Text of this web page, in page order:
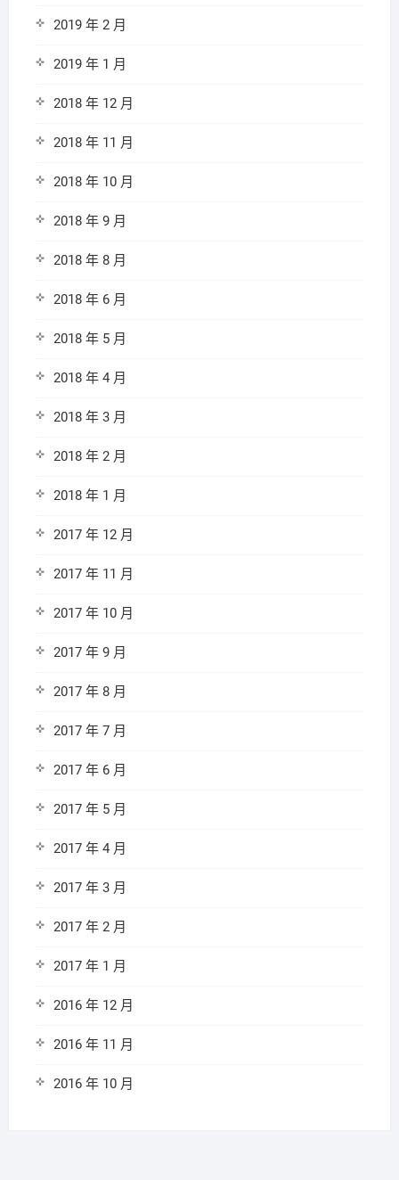
2019 年 2 月
2019 年 1 月
2018 年 12 月
2018 年 11 月
2018 年 10 月
2018 年 9 月
2018 年 8 月
2018 年 6 月
2018 年 5 月
2018 年 4 月
2018 年 3 月
2018 年 2 月
2018 年 1 月
2017 年 12 月
2017 年 11 月
2017 年 10 月
2017 年 9 月
2017 年 8 月
2017 年 7 月
2017 年 6 月
2017 年 5 月
2017 年 4 月
2017 年 3 月
2017 年 2 月
2017 年 1 月
2016 年 12 月
2016 年 11 月
2016 年 10 月